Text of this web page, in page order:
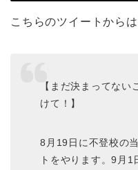
こちらのツイートから
【まだ決まってない
けて！】
8月19日に不登校の
トをやります。9月1